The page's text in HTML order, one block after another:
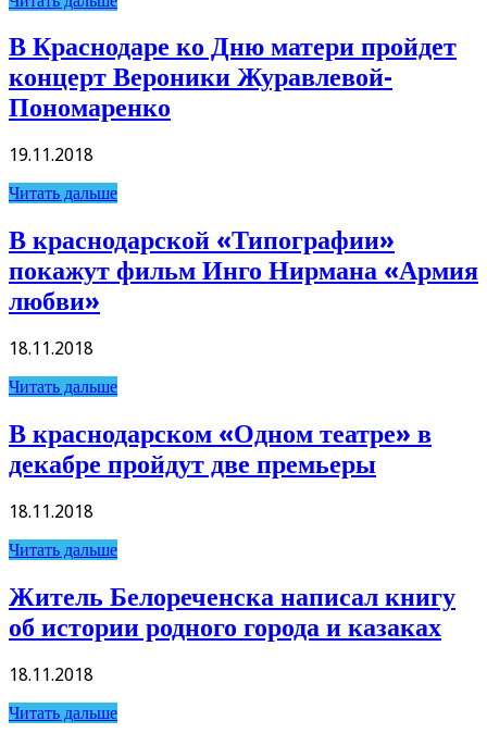
В Краснодаре ко Дню матери пройдет
концерт Вероники Журавлевой-
Пономаренко
19.11.2018
Читать дальше
В краснодарской «Типографии»
покажут фильм Инго Нирмана «Армия
любви»
18.11.2018
Читать дальше
В краснодарском «Одном театре» в
декабре пройдут две премьеры
18.11.2018
Читать дальше
Житель Белореченска написал книгу
об истории родного города и казаках
18.11.2018
Читать дальше